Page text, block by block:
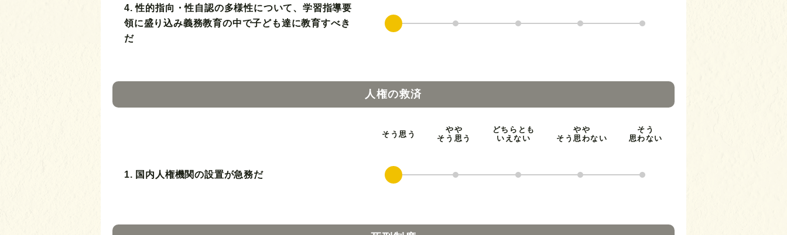
4. 性的指向・性自認の多様性について、学習指導要
領に盛り込み義務教育の中で子ども達に教育すべき
だ
人権の救済
そう思う
やや
そう思う
どちらとも
いえない
やや
そう思わない
そう
思わない
1. 国内人権機関の設置が急務だ